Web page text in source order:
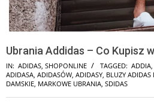
Ubrania Addidas – Co Kupisz
IN: ADIDAS, SHOPONLINE TAGGED: ADDIA,
ADIDASA, ADIDASÓW, ADIDASY, BLUZY ADIDAS
DAMSKIE, MARKOWE UBRANIA, SDIDAS